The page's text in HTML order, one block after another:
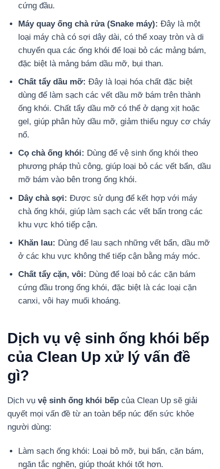
cứng đầu.
Máy quay ống chà rửa (Snake máy): Đây là một
loại máy chà có sợi dây dài, có thể xoay tròn và di
chuyển qua các ống khói để loại bỏ các mảng bám,
đặc biệt là mảng bám dầu mỡ, bụi than.
Chất tẩy dầu mỡ: Đây là loại hóa chất đặc biệt
dùng để làm sạch các vết dầu mỡ bám trên thành
ống khói. Chất tẩy dầu mỡ có thể ở dạng xịt hoặc
gel, giúp phân hủy dầu mỡ, giảm thiểu nguy cơ cháy
nổ.
Cọ chà ống khói: Dùng để vệ sinh ống khói theo
phương pháp thủ công, giúp loại bỏ các vết bẩn, dầu
mỡ bám vào bên trong ống khói.
Dây chà sợi: Được sử dụng để kết hợp với máy
chà ống khói, giúp làm sạch các vết bẩn trong các
khu vực khó tiếp cận.
Khăn lau: Dùng để lau sạch những vết bẩn, dầu mỡ
ở các khu vực không thể tiếp cận bằng máy móc.
Chất tẩy cặn, vôi: Dùng để loại bỏ các cặn bám
cứng đầu trong ống khói, đặc biệt là các loại cặn
canxi, vôi hay muối khoáng.
Dịch vụ vệ sinh ống khói bếp
của Clean Up xử lý vấn đề
gì?
Dịch vụ vệ sinh ống khói bếp của Clean Up sẽ giải
quyết mọi vấn đề từ an toàn bếp núc đến sức khỏe
người dùng:
Làm sạch ống khói: Loại bỏ mỡ, bụi bẩn, cặn bám,
ngăn tắc nghẽn, giúp thoát khói tốt hơn.